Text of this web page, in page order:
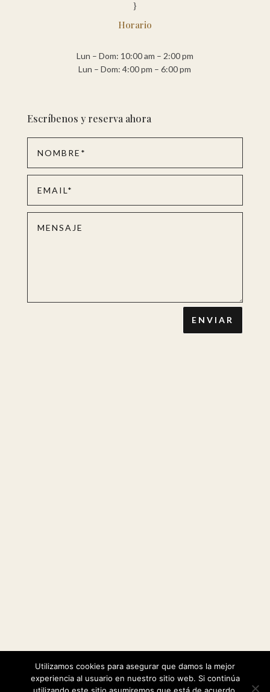
}
Horario
Lun – Dom: 10:00 am – 2:00 pm
Lun – Dom: 4:00 pm – 6:00 pm
Escríbenos y reserva ahora
ENVIAR
Política de cookies| Política de privacidad
Utilizamos cookies para asegurar que damos la mejor
experiencia al usuario en nuestro sitio web. Si continúa